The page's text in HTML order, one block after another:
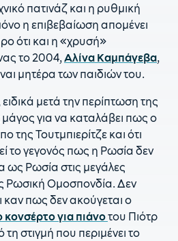
πατινάζ και η ρυθμική
η επιβεβαίωση απομένει
ότι και η «χρυσή»
το 2004,Αλίνα Καμπάγεβα,
μητέρα των παιδιών του.
μετά την περίπτωση της
μάγος για να καταλάβει πως ο
της Τουτμπιερίτζε και ότι
το γεγονός πως η Ρωσία δεν
ως Ρωσία στις μεγάλες
Ρωσική Ομοσπονδία. Δεν
καν πως δεν ακούγεται ο
κονσέρτο για πιάνοτου Πιότρ
στιγμή που περιμένει το